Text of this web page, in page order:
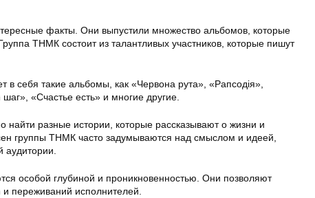
факты. Они выпустили множество альбомов, которые
ТНМК состоит из талантливых участников, которые пишут
себя такие альбомы, как «Червона рута», «Рапсодія»,
«Счастье есть» и многие другие.
найти разные истории, которые рассказывают о жизни и
группы ТНМК часто задумываются над смыслом и идеей,
аудитории.
особой глубиной и проникновенностью. Они позволяют
переживаний исполнителей.